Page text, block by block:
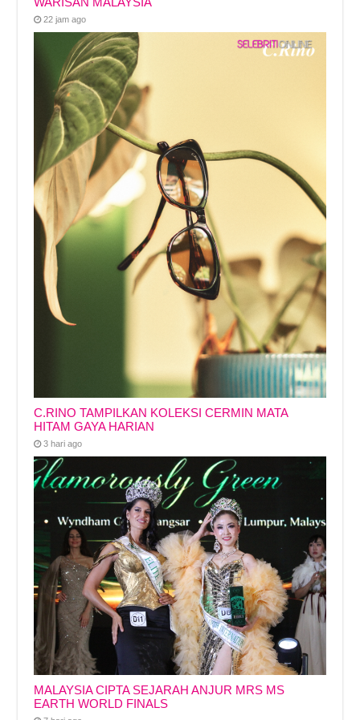
22 jam ago
C.RINO TAMPILKAN KOLEKSI CERMIN MATA
HITAM GAYA HARIAN
3 hari ago
MALAYSIA CIPTA SEJARAH ANJUR MRS MS
EARTH WORLD FINALS